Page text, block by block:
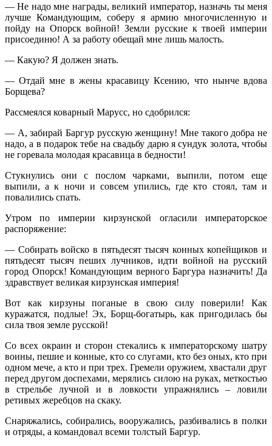
— Не надо мне награды, великий император, назначь ты меня
лучше Командующим, соберу я армию многочисленную и
пойду на Опорск войной! Земли русские к твоей империи
присоединю! А за работу обещай мне лишь малость.
— Какую? Я должен знать.
— Отдай мне в жены красавицу Ксению, что нынче вдова
Борщева?
Рассмеялся коварный Марусс, но сдобрился:
— А, забирай Баргур русскую женщину! Мне такого добра не
надо, а в подарок тебе на свадьбу дарю я сундук золота, чтобы
не горевала молодая красавица в бедности!
Стукнулись они с послом чарками, выпили, потом еще
выпили, а к ночи и совсем упились, где кто стоял, там и
повалились спать.
Утром по империи кирзунской огласили императорское
распоряжение:
— Собирать войско в пятьдесят тысяч конных копейщиков и
пятьдесят тысяч пеших лучников, идти войной на русский
город Опорск! Командующим верного Баргура назначить! Да
здравствует великая кирзунская империя!
Вот как кирзуны поганые в свою силу поверили! Как
куражатся, подлые! Эх, Борщ-богатырь, как пригодилась бы
сила твоя земле русской!
Со всех окраин и сторон стекались к императорскому шатру
воины, пешие и конные, кто со слугами, кто без оных, кто при
одном мече, а кто и при трех. Гремели оружием, хвастали друг
перед другом доспехами, мерялись силою на руках, меткостью
в стрельбе лучной и в ловкости упражнялись – ловили
ретивых жеребцов на скаку.
Снаряжались, собирались, вооружались, разбивались в полки
и отряды, а командовал всеми толстый Баргур.